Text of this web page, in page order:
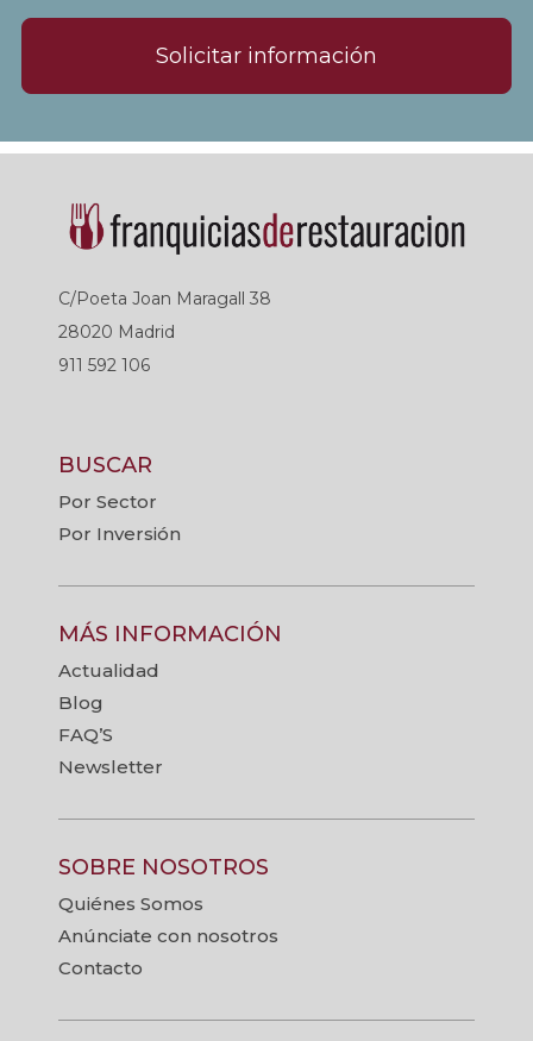
Solicitar información
C/Poeta Joan Maragall 38
28020 Madrid
911 592 106
BUSCAR
Por Sector
Por Inversión
MÁS INFORMACIÓN
Actualidad
Blog
FAQ’S
Newsletter
SOBRE NOSOTROS
Quiénes Somos
Anúnciate con nosotros
Contacto